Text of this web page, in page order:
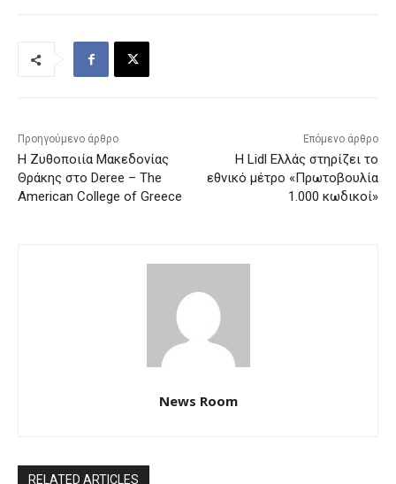
Προηγούμενο άρθρο
Η Ζυθοποιία Μακεδονίας
Θράκης στο Deree – The
American College of Greece
Επόμενο άρθρο
Η Lidl Ελλάς στηρίζει το
εθνικό μέτρο «Πρωτοβουλία
1.000 κωδικοί»
News Room
RELATED ARTICLES